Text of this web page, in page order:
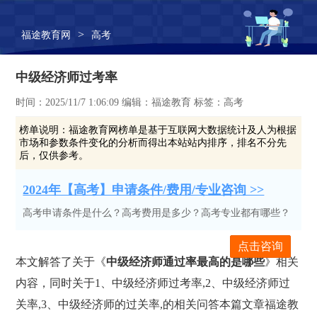
福途教育网 > 高考
中级经济师过考率
时间：2025/11/7 1:06:09 编辑：福途教育 标签：高考
榜单说明：福途教育网榜单是基于互联网大数据统计及人为根据
市场和参数条件变化的分析而得出本站站内排序，排名不分先
后，仅供参考。
2024年【高考】申请条件/费用/专业咨询 >>
高考申请条件是什么？高考费用是多少？高考专业都有哪些？
点击咨询
本文解答了关于《中级经济师通过率最高的是哪些》相关
内容，同时关于1、中级经济师过考率,2、中级经济师过
关率,3、中级经济师的过关率,的相关问答本篇文章福途教